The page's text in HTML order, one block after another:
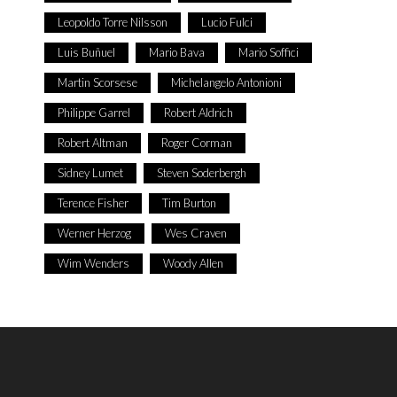
Leopoldo Torre Nilsson Lucio Fulci
Luis Buñuel Mario Bava Mario Soffici
Martin Scorsese Michelangelo Antonioni
Philippe Garrel Robert Aldrich
Robert Altman Roger Corman
Sidney Lumet Steven Soderbergh
Terence Fisher Tim Burton
Werner Herzog Wes Craven
Wim Wenders Woody Allen